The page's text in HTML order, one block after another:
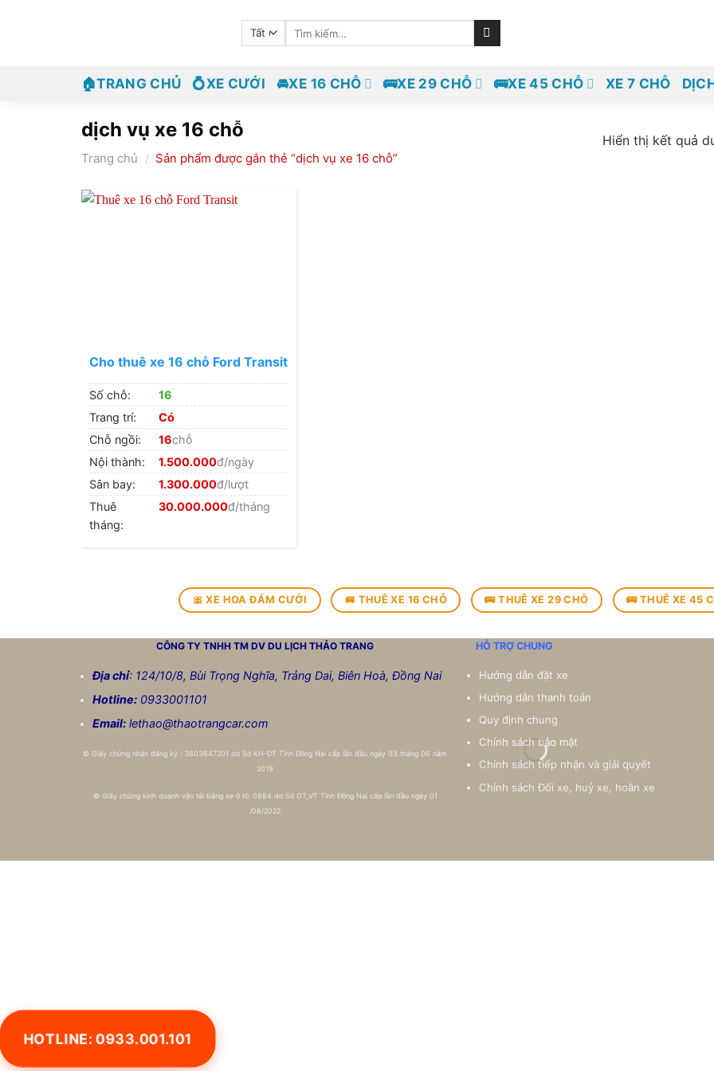
Tìm
🏠TRANG CHỦ 💍XE CƯỚI 🚘XE 16 CHỖ 🚌XE 29 CHỖ 🚌XE 45 CHỖ XE 7 CHỖ
dịch vụ xe 16 chỗ
Trang chủ / Sản phẩm được gắn thẻ “dịch vụ xe 16 chỗ”
Hiển thị kết quả
Cho thuê xe 16 chỗ Ford Transit
Số chỗ:
16
Trang trí:
Có
Chỗ ngồi:
16chỗ
Nội thành:
1.500.000đ/ngày
Sân bay:
1.300.000đ/lượt
Thuê
tháng:
30.000.000đ/tháng
🎀 XE HOA ĐÁM CƯỚI 🚐 THUÊ XE 16 CHỖ 🚌 THUÊ XE 29 CHỖ 🚌 THUÊ XE 45
CÔNG TY TNHH TM DV DU LỊCHTHẢO TRANG
Địa chỉ: 124/10/8, Bùi Trọng Nghĩa, Trảng Dai, Biên Hoà, Đồng Nai
Hotline: 0933001101
Email: lethao@thaotrangcar.com
© Giấy chứng nhận đăng ký : 3603647201 do Sở KH-ĐT Tỉnh Đồng Nai cấp lần đầu ngày 03 tháng 06 năm
2019
©Giấy chứng kinh doanh vận tải bằng xe ô tô: 0884 do Sở GT_VT Tỉnh Đồng Nai cấp lần đầu ngày 01
/08/2022
HỖ TRỢ CHUNG
Hướng dẫn đặt xe
Hướng dẫn thanh toán
Quy định chung
Chính sách bảo mật
Chính sách tiếp nhận và giải quyết
Chính sách Đổi xe, huỷ xe, hoãn xe
HOTLINE: 0933.001.101